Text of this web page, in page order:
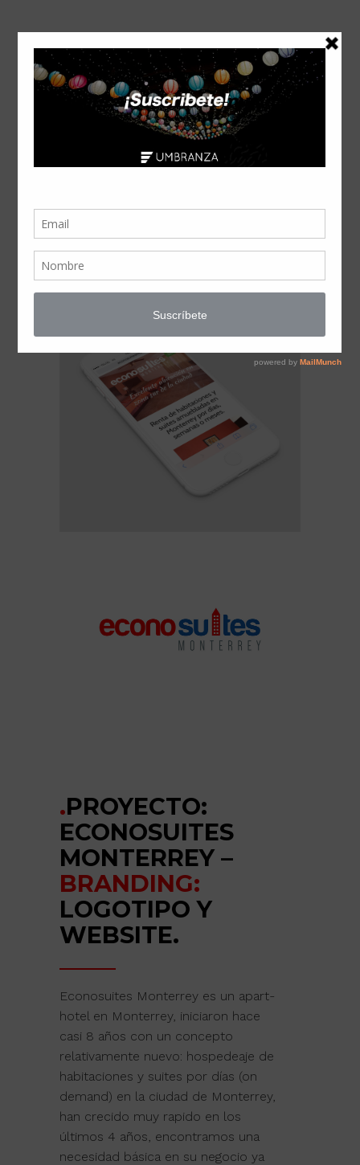
ECONOSUITES
MONTERREY
.PROYECTO:
ECONOSUITES
MONTERREY –
BRANDING:
LOGOTIPO Y
WEBSITE.
Econosuites Monterrey es un apart-
hotel en Monterrey, iniciaron hace
casi 8 años con un concepto
relativamente nuevo: hospedeaje de
habitaciones y suites por días (on
demand) en la ciudad de Monterrey,
han crecido muy rapido en los
últimos 4 años, encontramos una
necesidad básica en su negocio ya